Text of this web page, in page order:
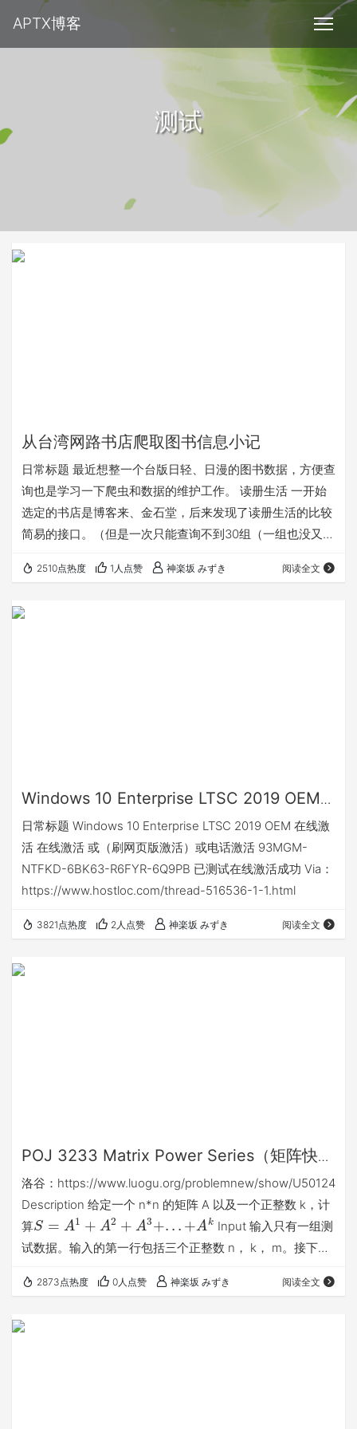
APTX博客
测试
从台湾网路书店爬取图书信息小记
日常标题 最近想整一个台版日轻、日漫的图书数据，方便查
询也是学习一下爬虫和数据的维护工作。 读册生活 一开始
选定的书店是博客来、金石堂，后来发现了读册生活的比较
简易的接口。（但是一次只能查询不到30组（一组也没又太
大了就炸开） 心想又不是不能用，先拿个漫画测试。直接上
时候返回null）爬完了2W多条数据。 先测试一发搜了个
2510点热度 1人点赞 神楽坂 みずき 阅读全文
Windows 10 Enterprise LTSC 2019 OEM
在线激活
日常标题 Windows 10 Enterprise LTSC 2019 OEM 在线激
活 在线激活 或（刷网页版激活）或电话激活 93MGM-
NTFKD-6BK63-R6FYR-6Q9PB 已测试在线激活成功 Via：
https://www.hostloc.com/thread-516536-1-1.html
3821点热度 2人点赞 神楽坂 みずき 阅读全文
POJ 3233 Matrix Power Series（矩阵快速
幂+二分）题解
洛谷：https://www.luogu.org/problemnew/show/U50124
Description 给定一个 n*n 的矩阵 A 以及一个正整数 k，计
算S = A1 + A2 + A3+. . . +A k Input 输入只有一组测
试数据。输入的第一行包括三个正整数 n， k， m。接下来
A 的元素。 Output 输出 S 中每一个元素 mod(%)m 以后的
2873点热度 0人点赞 神楽坂 みずき 阅读全文